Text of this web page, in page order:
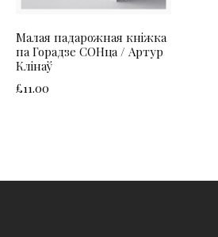
Малая падарожная кніжка
па Горадзе СОНца / Артур
Клінаў
£11.00